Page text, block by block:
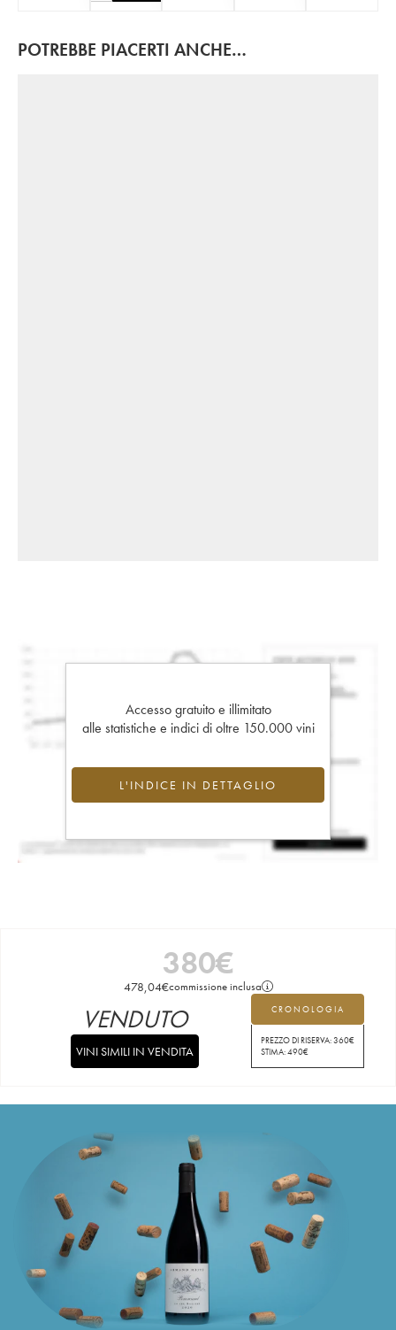
POTREBBE PIACERTI ANCHE…
Accesso gratuito e illimitato
alle statistiche e indici di oltre 150.000 vini
L'INDICE IN DETTAGLIO
380€
478,04€commissione inclusa
CRONOLOGIA
PREZZO DI RISERVA:360€
STIMA:490€
VENDUTO
VINI SIMILI IN VENDITA